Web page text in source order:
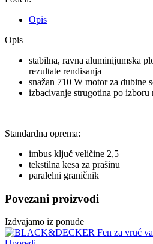
Opis
Opis
stabilna, ravna aluminijumska
rezultate rendisanja
snažan 710 W motor za dubine
izbacivanje strugotina po izboru
Standardna oprema:
imbus ključ veličine 2,5
tekstilna kesa za prašinu
paralelni graničnik
Povezani proizvodi
Izdvajamo iz ponude